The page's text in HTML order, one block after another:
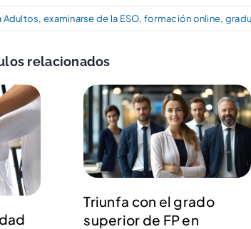
Adultos, examinarse de la ESO, formación online,
relacionados
Triunfa con el grado
superior de FP en